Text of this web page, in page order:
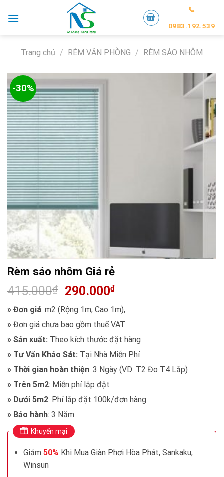
0983.192.539
Trang chủ / RÈM VĂN PHÒNG / RÈM SÁO NHÔM
-30%
Rèm sáo nhôm Giá rẻ
415.000₫ 290.000₫
» Đơn giá: m2 (Rộng 1m, Cao 1m),
» Đơn giá chưa bao gồm thuế VAT
» Sản xuất: Theo kích thước đặt hàng
» Tư Vấn Khảo Sát: Tại Nhà Miễn Phí
» Thời gian hoàn thiện: 3 Ngày (VD: T2 Đo T4 Lắp)
» Trên 5m2: Miễn phí lắp đặt
» Dưới 5m2: Phí lắp đặt 100k/đơn hàng
» Bảo hành: 3 Năm
Khuyến mại
Giảm 50% Khi Mua Giàn Phơi Hòa Phát, Sankaku,
Winsun